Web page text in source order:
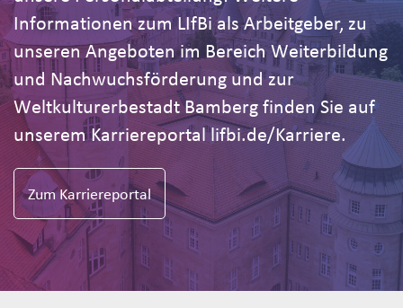
Informationen zum LIfBi als Arbeitgeber, zu
unseren Angeboten im Bereich Weiterbildung
und Nachwuchsförderung und zur
Weltkulturerbestadt Bamberg finden Sie auf
unserem Karriereportal lifbi.de/Karriere.
Zum Karriereportal